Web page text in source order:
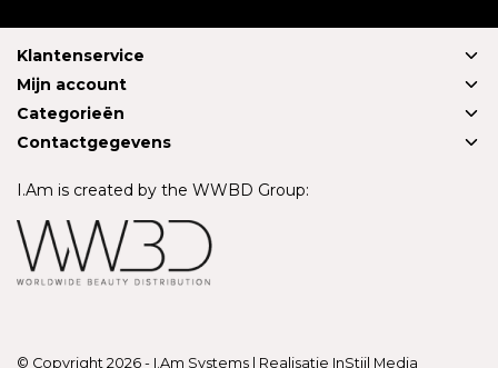
Klantenservice
Mijn account
Categorieën
Contactgegevens
I.Am is created by the WWBD Group:
© Copyright 2026 - I.Am Systems | Realisatie InStijl Media